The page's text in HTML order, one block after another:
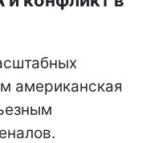
американская